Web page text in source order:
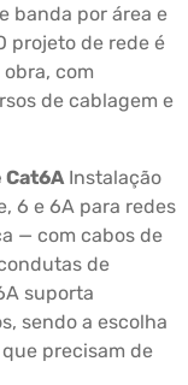
banda por área e
projeto de rede é
com
de cablagem e
Cat6A Instalação
6 e 6A para redes
— com cabos de
de
suporta
sendo a escolha
precisam de